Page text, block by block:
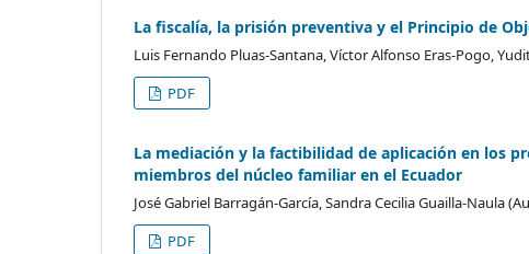
La fiscalía, la prisión preventiva y el Principio de
Luis Fernando Pluas-Santana, Víctor Alfonso Eras-Pogo,
PDF
La mediación y la factibilidad de aplicación en los
miembros del núcleo familiar en el Ecuador
José Gabriel Barragán-García, Sandra Cecilia Guailla-Naula
PDF